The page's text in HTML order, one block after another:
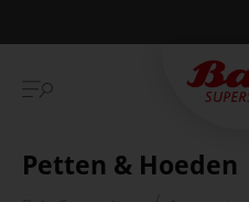
Betaal achteraf met Klarna
Petten & Hoeden